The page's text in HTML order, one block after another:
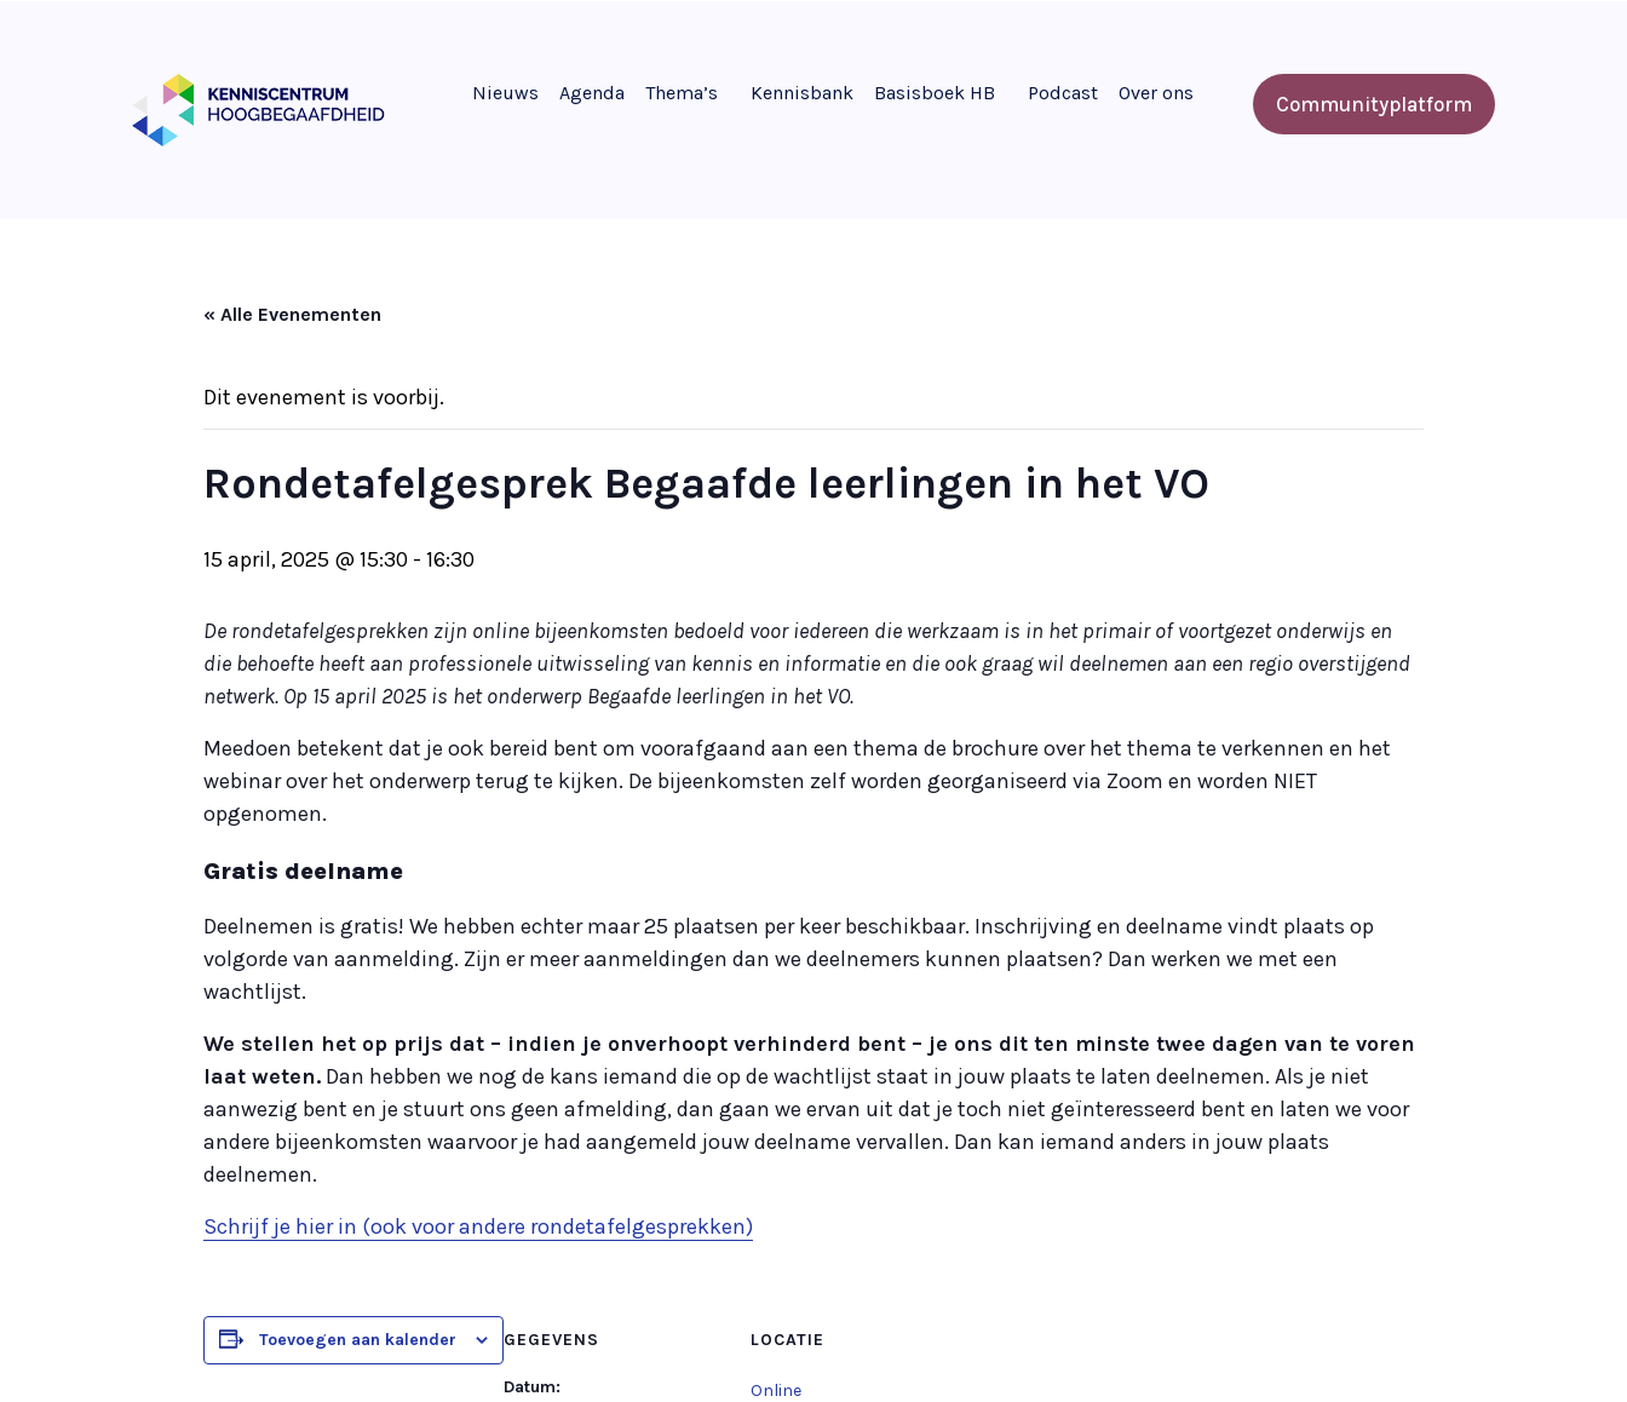
Nieuws Agenda Thema’s Kennisbank Basisboek HB Podcast Over ons Communityplatform
« Alle Evenementen
Dit evenement is voorbij.
Rondetafelgesprek Begaafde leerlingen in het VO
15 april, 2025 @ 15:30 - 16:30
De rondetafelgesprekken zijn online bijeenkomsten bedoeld voor iedereen die werkzaam is in het primair of voortgezet onderwijs en
die behoefte heeft aan professionele uitwisseling van kennis en informatie en die ook graag wil deelnemen aan een regio overstijgend
netwerk. Op 15 april 2025 is het onderwerp Begaafde leerlingen in het VO.
Meedoen betekent dat je ook bereid bent om voorafgaand aan een thema de brochure over het thema te verkennen en het
webinar over het onderwerp terug te kijken. De bijeenkomsten zelf worden georganiseerd via Zoom en worden NIET
opgenomen.
Gratis deelname
Deelnemen is gratis! We hebben echter maar 25 plaatsen per keer beschikbaar. Inschrijving en deelname vindt plaats op
volgorde van aanmelding. Zijn er meer aanmeldingen dan we deelnemers kunnen plaatsen? Dan werken we met een
wachtlijst.
We stellen het op prijs dat – indien je onverhoopt verhinderd bent – je ons dit ten minste twee dagen van te voren
laat weten. Dan hebben we nog de kans iemand die op de wachtlijst staat in jouw plaats te laten deelnemen. Als je niet
aanwezig bent en je stuurt ons geen afmelding, dan gaan we ervan uit dat je toch niet geïnteresseerd bent en laten we voor
andere bijeenkomsten waarvoor je had aangemeld jouw deelname vervallen. Dan kan iemand anders in jouw plaats
deelnemen.
Schrijf je hier in (ook voor andere rondetafelgesprekken)
Toevoegen aan kalender GEGEVENS
Datum:
LOCATIE
Online